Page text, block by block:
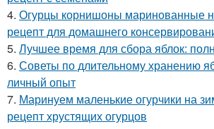
4. Огурцы корнишоны маринованные
рецепт для домашнего
5. Лучшее время для сбора яблок:
6. Советы по длительному хранению
личный опыт
7. Маринуем маленькие огурчики на
рецепт хрустящих огурцов